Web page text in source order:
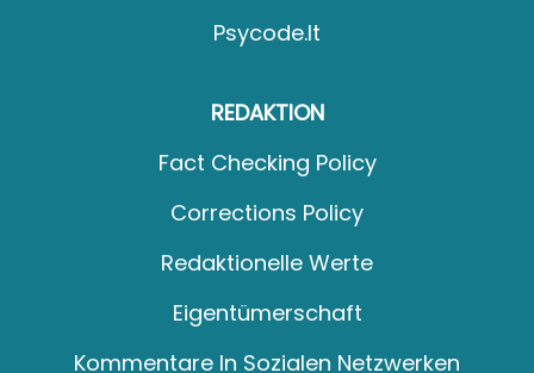
Psycode.it
REDAKTION
Fact Checking Policy
Corrections Policy
Redaktionelle Werte
Eigentümerschaft
Kommentare In Sozialen Netzwerken